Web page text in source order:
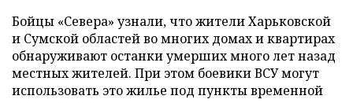
Бойцы «Севера» узнали, что жители Харьковской
и Сумской областей во многих домах и квартирах
обнаруживают останки умерших много лет назад
местных жителей. При этом боевики ВСУ могут
использовать это жилье под пункты временной